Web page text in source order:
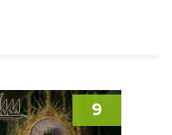
9